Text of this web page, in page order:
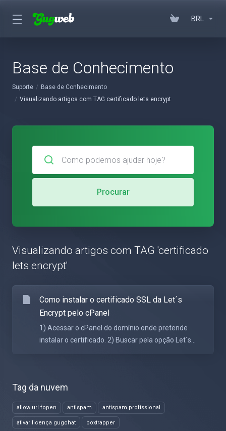
BRL
Base de Conhecimento
Suporte
Base de Conhecimento
Visualizando artigos com TAG certificado lets encrypt
Tag da nuvem
allow url fopen antispam antispam profissional
ativar licença gugchat boxtrapper
Procurar
Visualizando artigos com TAG 'certificado
lets encrypt'
Como instalar o certificado SSL da Let´s
Encrypt pelo cPanel
1) Acessar o cPanel do domínio onde pretende
instalar o certificado. 2) Buscar pela opção Let´s...